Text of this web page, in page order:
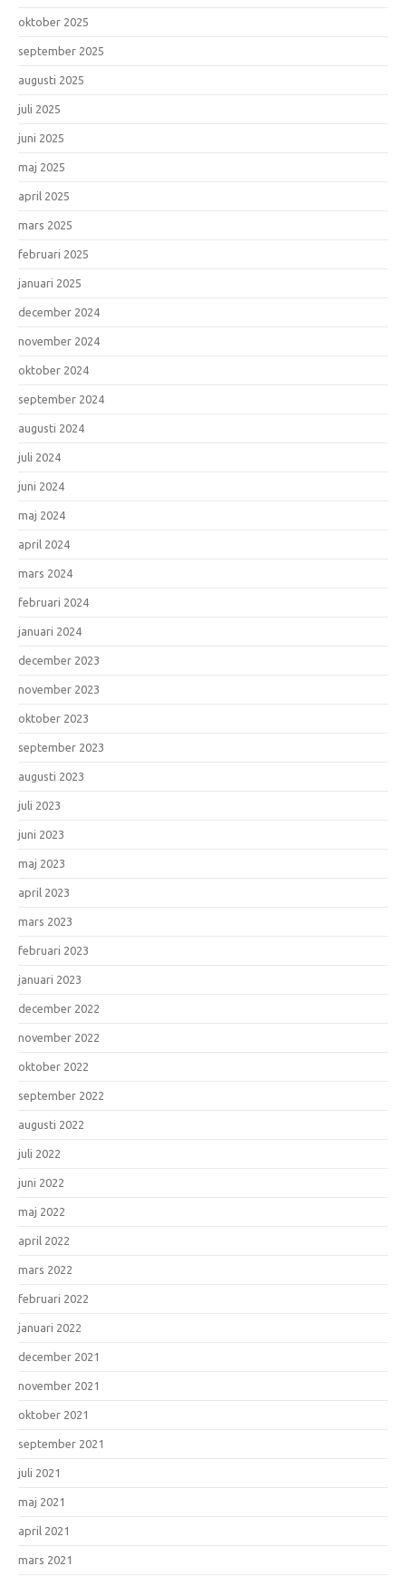
oktober 2025
september 2025
augusti 2025
juli 2025
juni 2025
maj 2025
april 2025
mars 2025
februari 2025
januari 2025
december 2024
november 2024
oktober 2024
september 2024
augusti 2024
juli 2024
juni 2024
maj 2024
april 2024
mars 2024
februari 2024
januari 2024
december 2023
november 2023
oktober 2023
september 2023
augusti 2023
juli 2023
juni 2023
maj 2023
april 2023
mars 2023
februari 2023
januari 2023
december 2022
november 2022
oktober 2022
september 2022
augusti 2022
juli 2022
juni 2022
maj 2022
april 2022
mars 2022
februari 2022
januari 2022
december 2021
november 2021
oktober 2021
september 2021
juli 2021
maj 2021
april 2021
mars 2021